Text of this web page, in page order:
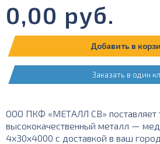
0,00 руб.
Добавить в
Заказать в один
ООО ПКФ «МЕТАЛЛ СВ» поставляет
высококачественный металл —
4х30х4000 с доставкой в ваш